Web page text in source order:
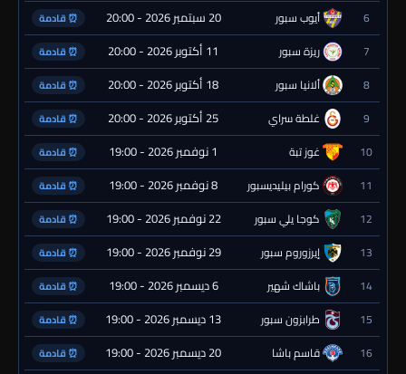
6 أيوب سبور 20 سبتمبر 2026 - 20:00 ⏰ قادمة
7 ريزة سبور 11 أكتوبر 2026 - 20:00 ⏰ قادمة
8 ألانيا سبور 18 أكتوبر 2026 - 20:00 ⏰ قادمة
9 غلطة سراي 25 أكتوبر 2026 - 20:00 ⏰ قادمة
10 غوز تبة 1 نوفمبر 2026 - 19:00 ⏰ قادمة
11 كورام بيليديسبور 8 نوفمبر 2026 - 19:00 ⏰ قادمة
12 كوجا يلي سبور 22 نوفمبر 2026 - 19:00 ⏰ قادمة
13 إيرزوروم سبور 29 نوفمبر 2026 - 19:00 ⏰ قادمة
14 باشاك شهير 6 ديسمبر 2026 - 19:00 ⏰ قادمة
15 طرابزون سبور 13 ديسمبر 2026 - 19:00 ⏰ قادمة
16 قاسم باشا 20 ديسمبر 2026 - 19:00 ⏰ قادمة